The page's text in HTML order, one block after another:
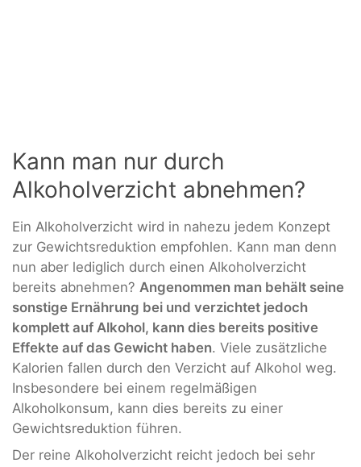
Kann man nur durch
Alkoholverzicht abnehmen?
Ein Alkoholverzicht wird in nahezu jedem Konzept
zur Gewichtsreduktion empfohlen. Kann man denn
nun aber lediglich durch einen Alkoholverzicht
bereits abnehmen? Angenommen man behält seine
sonstige Ernährung bei und verzichtet jedoch
komplett auf Alkohol, kann dies bereits positive
Effekte auf das Gewicht haben. Viele zusätzliche
Kalorien fallen durch den Verzicht auf Alkohol weg.
Insbesondere bei einem regelmäßigen
Alkoholkonsum, kann dies bereits zu einer
Gewichtsreduktion führen.
Der reine Alkoholverzicht reicht jedoch bei sehr